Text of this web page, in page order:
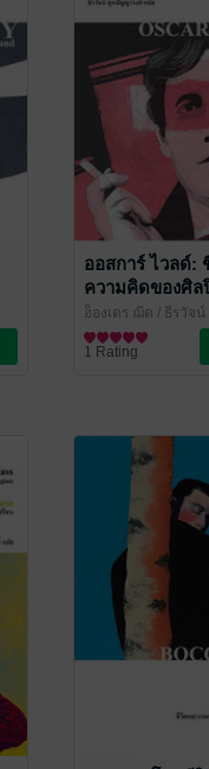
ออสการ์ ไวลด์:
ความคิดของศิล
ท้าทายสังคม
Wilde)
อ็องเดร ฌีด / ธีรวัจ
วงศ์ แปล/ ไศเลนทร์
ชีวประวัติ
1 Rating